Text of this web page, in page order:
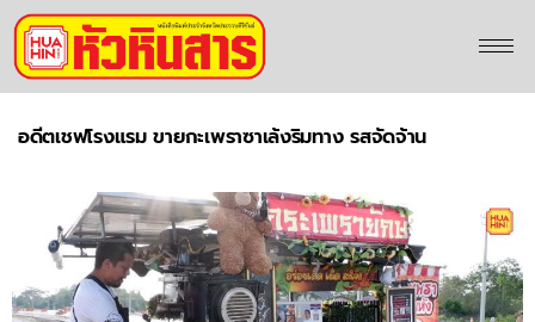
อดีตเชฟโรงแรม ขายกะเพราซาเล้งริมทาง รสจัดจ้าน